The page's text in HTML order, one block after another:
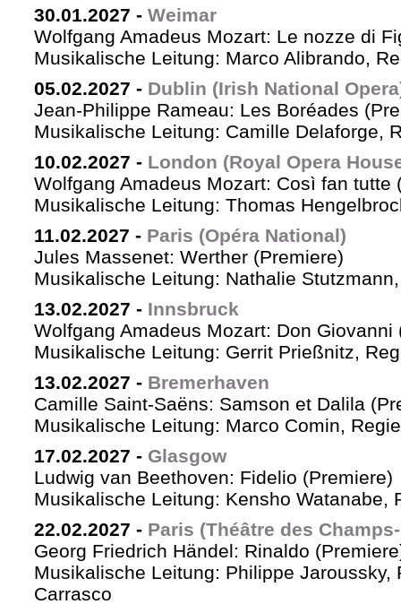
30.01.2027 - Weimar
Wolfgang Amadeus Mozart: Le nozze di
Musikalische Leitung: Marco Alibrando,
05.02.2027 - Dublin (Irish National
Jean-Philippe Rameau: Les Boréades
Musikalische Leitung: Camille Delaforge,
10.02.2027 - London (Royal Opera
Wolfgang Amadeus Mozart: Così fan tutte
Musikalische Leitung: Thomas
11.02.2027 - Paris (Opéra National)
Jules Massenet: Werther (Premiere)
Musikalische Leitung: Nathalie
13.02.2027 - Innsbruck
Wolfgang Amadeus Mozart: Don Giovanni
Musikalische Leitung: Gerrit Prießnitz,
13.02.2027 - Bremerhaven
Camille Saint-Saëns: Samson et Dalila
Musikalische Leitung: Marco Comin,
17.02.2027 - Glasgow
Ludwig van Beethoven: Fidelio (Premiere)
Musikalische Leitung: Kensho Watanabe,
22.02.2027 - Paris (Théâtre des
Georg Friedrich Händel: Rinaldo
Musikalische Leitung: Philippe Jaroussky,
Carrasco